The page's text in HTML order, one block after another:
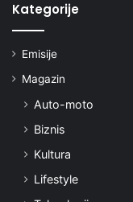
Kategorije
Emisije
Magazin
Auto-moto
Biznis
Kultura
Lifestyle